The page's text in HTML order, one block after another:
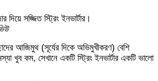
দিয়ে সজ্জিত স্ট্রিং ইনভার্টার।
আজিমুথ (সূর্যের দিকে অভিমুখীকরণ) বেশি
খুব কম, সেখানে একটি স্ট্রিং ইনভার্টার একটি ভালো